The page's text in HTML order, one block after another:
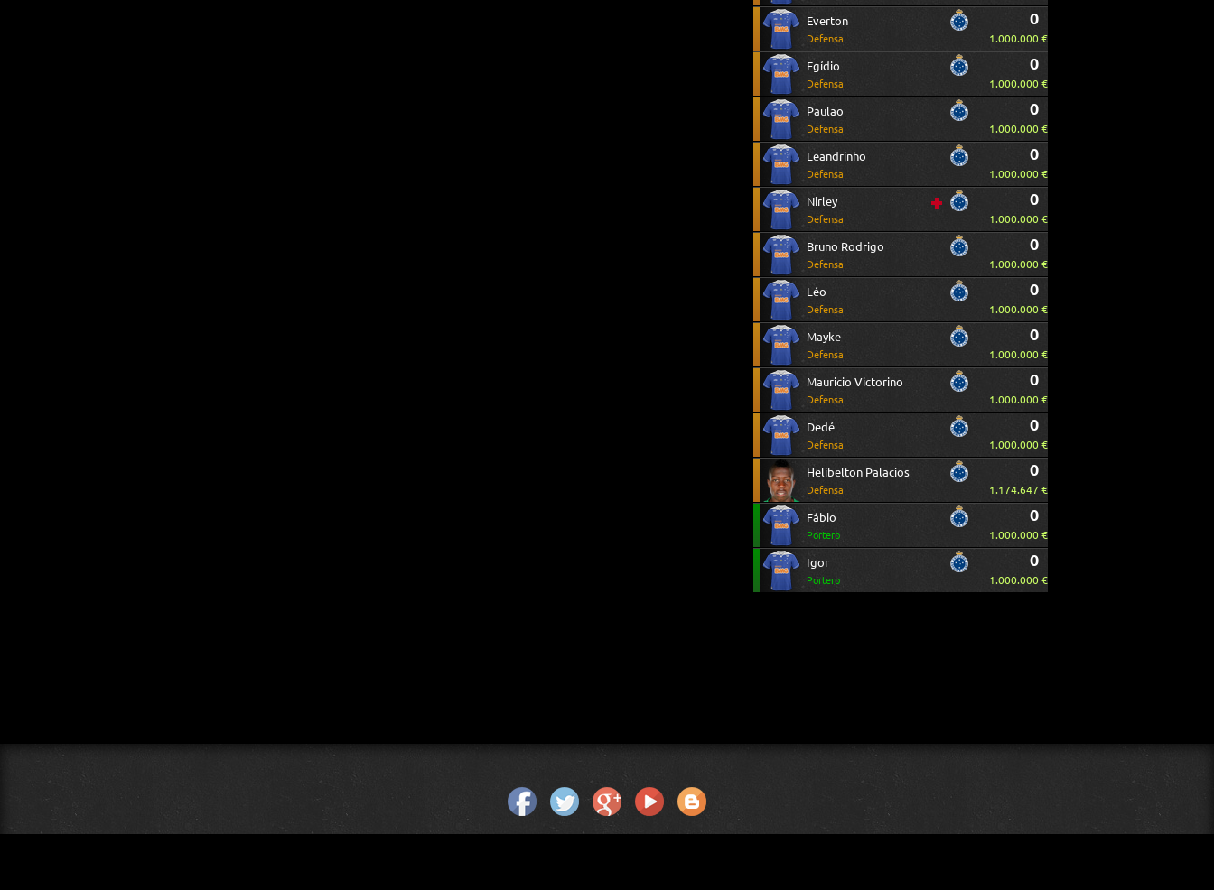
Everton
Defensa
0
1.000.000 €
Egídio
Defensa
0
1.000.000 €
Paulao
Defensa
0
1.000.000 €
Leandrinho
Defensa
0
1.000.000 €
Nirley
Defensa
0
1.000.000 €
Bruno Rodrigo
Defensa
0
1.000.000 €
Léo
Defensa
0
1.000.000 €
Mayke
Defensa
0
1.000.000 €
Mauricio Victorino
Defensa
0
1.000.000 €
Dedé
Defensa
0
1.000.000 €
Helibelton Palacios
Defensa
0
1.174.647 €
Fábio
Portero
0
1.000.000 €
Igor
Portero
0
1.000.000 €